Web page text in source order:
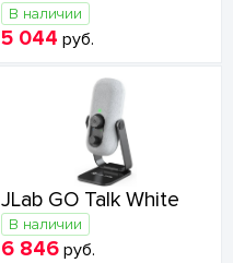
В наличии
5 044 руб.
JLab GO Talk White
В наличии
6 846 руб.